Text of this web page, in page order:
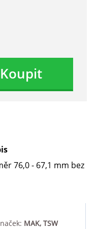
Koupit
76,0 - 67,1 mm bez
MAK, TSW